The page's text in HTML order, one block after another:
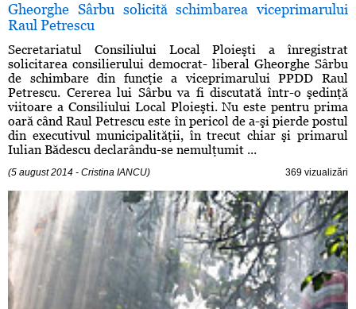
Gheorghe Sârbu solicită schimbarea viceprimarului
Raul Petrescu
Secretariatul Consiliului Local Ploieşti a înregistrat
solicitarea consilierului democrat- liberal Gheorghe Sârbu
de schimbare din funcţie a viceprimarului PPDD Raul
Petrescu. Cererea lui Sârbu va fi discutată într-o şedinţă
viitoare a Consiliului Local Ploieşti. Nu este pentru prima
oară când Raul Petrescu este în pericol de a-şi pierde postul
din executivul municipalităţii, în trecut chiar şi primarul
Iulian Bădescu declarându-se nemulţumit ...
(5 august 2014 - Cristina IANCU) 369 vizualizări